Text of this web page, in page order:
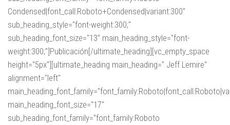
Condensed|font_call:Roboto+Condensed|variant:300"
sub_heading_style="font-weight:300;"
sub_heading_font_size="13" main_heading_style="font-
weight:300;"]Publicación[/ultimate_heading][vc_empty_space
height="5px"][ultimate_heading main_heading=" Jeff Lemire"
alignment="left"
main_heading_font_size="17"
sub_heading_font_family="font_family:Roboto